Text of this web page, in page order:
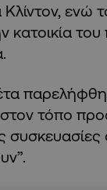
Κλίντον, ενώ
κατοικία
τόπο
συσκευασίες